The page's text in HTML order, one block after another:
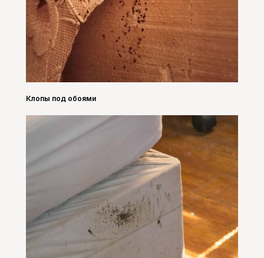
Клопы под обоями